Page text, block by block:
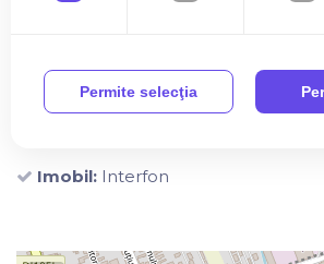
Contorizare:Apometre, Contor
Imobil: Interfon
Permite selecţia